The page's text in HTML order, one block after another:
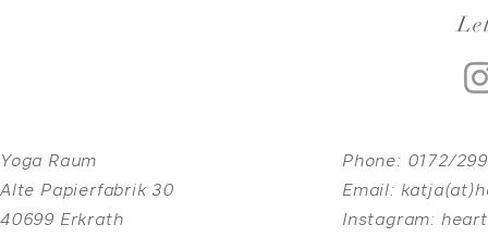
Yoga Raum
Alte Papierfabrik 30
40699 Erkrath
Phone: 0172/
Email:
Instagram: